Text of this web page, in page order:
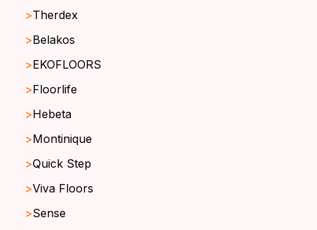
Therdex
Belakos
EKOFLOORS
Floorlife
Hebeta
Montinique
Quick Step
Viva Floors
Sense